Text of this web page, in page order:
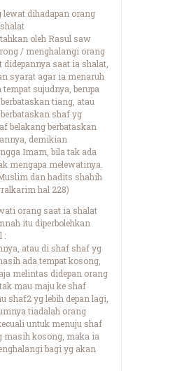
lewat dihadapan orang
oleh Rasul saw
/ menghalangi orang
didepannya saat ia shalat,
syarat agar ia menaruh
tempat sujudnya, berupa
tiang, atau
shaf yg
belakang berbataskan
demikian
Imam, bila tak ada
mengapa melewatinya.
dan hadits shahih
hal 228)
orang saat ia shalat
itu diperbolehkan
:
atau di shaf shaf yg
ada tempat kosong,
melintas didepan orang
mau maju ke shaf
shaf2 yg lebih depan lagi,
tiadalah orang
untuk menuju shaf
masih kosong, maka ia
bagi yg akan